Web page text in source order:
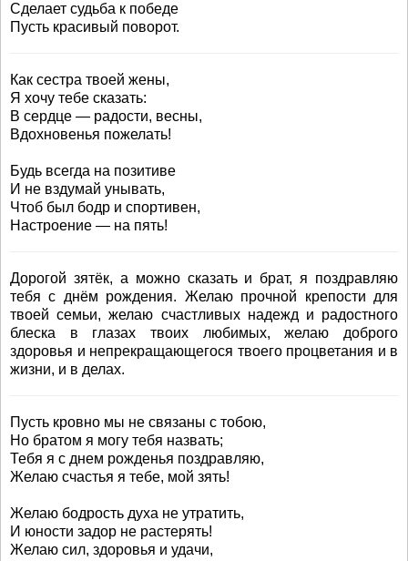
Сделает судьба к победе
Пусть красивый поворот.
Как сестра твоей жены,
Я хочу тебе сказать:
В сердце — радости, весны,
Вдохновенья пожелать!
Будь всегда на позитиве
И не вздумай унывать,
Чтоб был бодр и спортивен,
Настроение — на пять!
Дорогой зятёк, а можно сказать и брат, я поздравляю
тебя с днём рождения. Желаю прочной крепости для
твоей семьи, желаю счастливых надежд и радостного
блеска в глазах твоих любимых, желаю доброго
здоровья и непрекращающегося твоего процветания и в
жизни, и в делах.
Пусть кровно мы не связаны с тобою,
Но братом я могу тебя назвать;
Тебя я с днем рожденья поздравляю,
Желаю счастья я тебе, мой зять!
Желаю бодрость духа не утратить,
И юности задор не растерять!
Желаю сил, здоровья и удачи,